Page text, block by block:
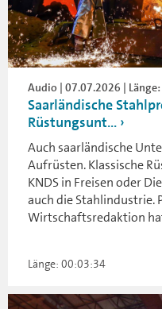
Audio | 07.07.2026 |
Saarländische
Rüstungsunt...
Auch saarländische
Aufrüsten. Klassische
KNDS in Freisen oder
auch die Stahlindustrie.
Wirtschaftsredaktion
Länge: 00:03:34